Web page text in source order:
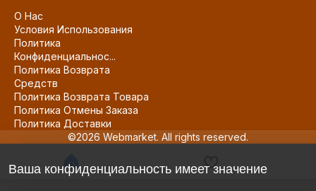
О Нас
Условия Использования
Политика
Конфиденциальнос...
Политика Возврата
Средств
Политика Возврата Товара
Политика Отмены Заказа
Политика Доставки
©2026 Webmarket. All rights reserved.
Ваша конфиденциальность имеет значение